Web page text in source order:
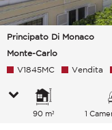
Principato Di Monaco
Monte-Carlo
V1845MC Vendita
90 m² 1